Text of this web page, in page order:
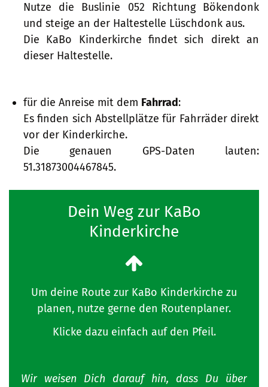
Nutze die Buslinie 052 Richtung Bökendonk
und steige an der Haltestelle Lüschdonk aus.
Die KaBo Kinderkirche findet sich direkt an
dieser Haltestelle.
für die Anreise mit dem Fahrrad:
Es finden sich Abstellplätze für Fahrräder direkt
vor der Kinderkirche.
Die genauen GPS-Daten lauten:
51.31873004467845.
Dein Weg zur KaBo
Kinderkirche
Um deine Route zur KaBo Kinderkirche zu
planen, nutze gerne den Routenplaner.
Klicke dazu einfach auf den Pfeil.
Wir weisen Dich darauf hin, dass Du über